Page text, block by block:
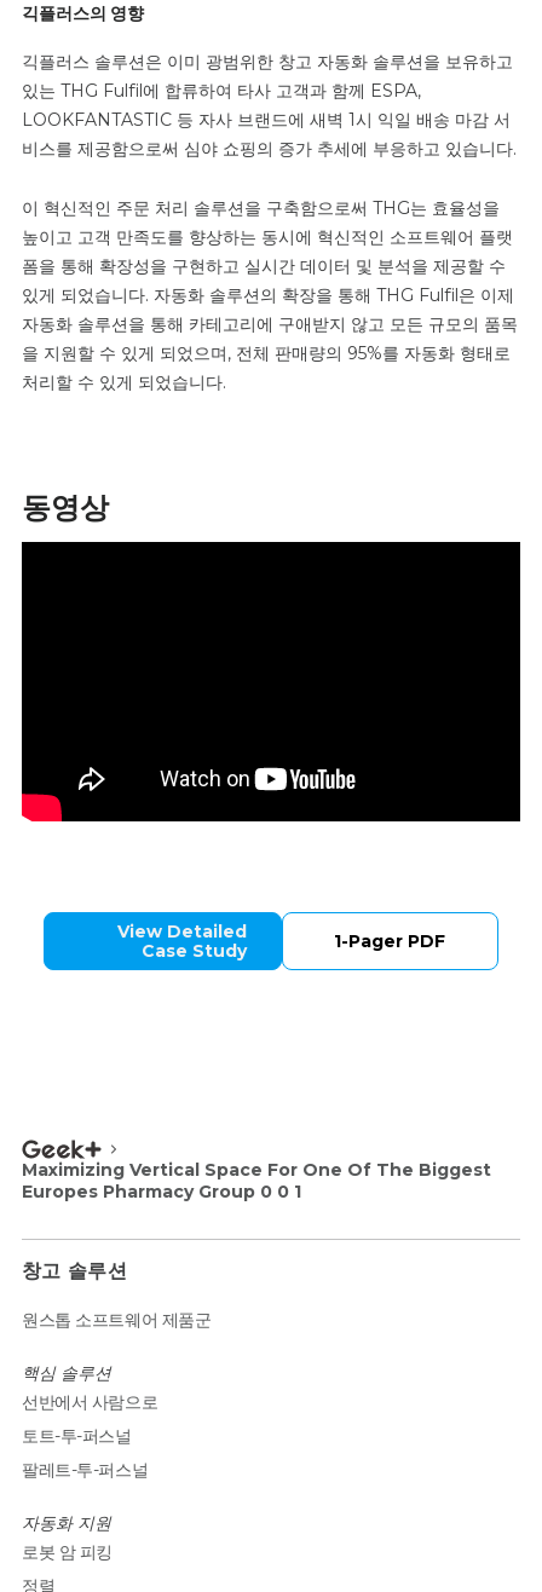
긱플러스의 영향
긱플러스 솔루션은 이미 광범위한 창고 자동화 솔루션을 보유하고
있는 THG Fulfil에 합류하여 타사 고객과 함께 ESPA,
LOOKFANTASTIC 등 자사 브랜드에 새벽 1시 익일 배송 마감 서
비스를 제공함으로써 심야 쇼핑의 증가 추세에 부응하고 있습니다.
이 혁신적인 주문 처리 솔루션을 구축함으로써 THG는 효율성을
높이고 고객 만족도를 향상하는 동시에 혁신적인 소프트웨어 플랫
폼을 통해 확장성을 구현하고 실시간 데이터 및 분석을 제공할 수
있게 되었습니다. 자동화 솔루션의 확장을 통해 THG Fulfil은 이제
자동화 솔루션을 통해 카테고리에 구애받지 않고 모든 규모의 품목
을 지원할 수 있게 되었으며, 전체 판매량의 95%를 자동화 형태로
처리할 수 있게 되었습니다.
동영상
View Detailed
Case Study
1-Pager PDF
Maximizing Vertical Space For One Of The Biggest
Europes Pharmacy Group 0 0 1
창고 솔루션
원스톱 소프트웨어 제품군
핵심 솔루션
선반에서 사람으로
토트-투-퍼스널
팔레트-투-퍼스널
자동화 지원
로봇 암 피킹
정렬